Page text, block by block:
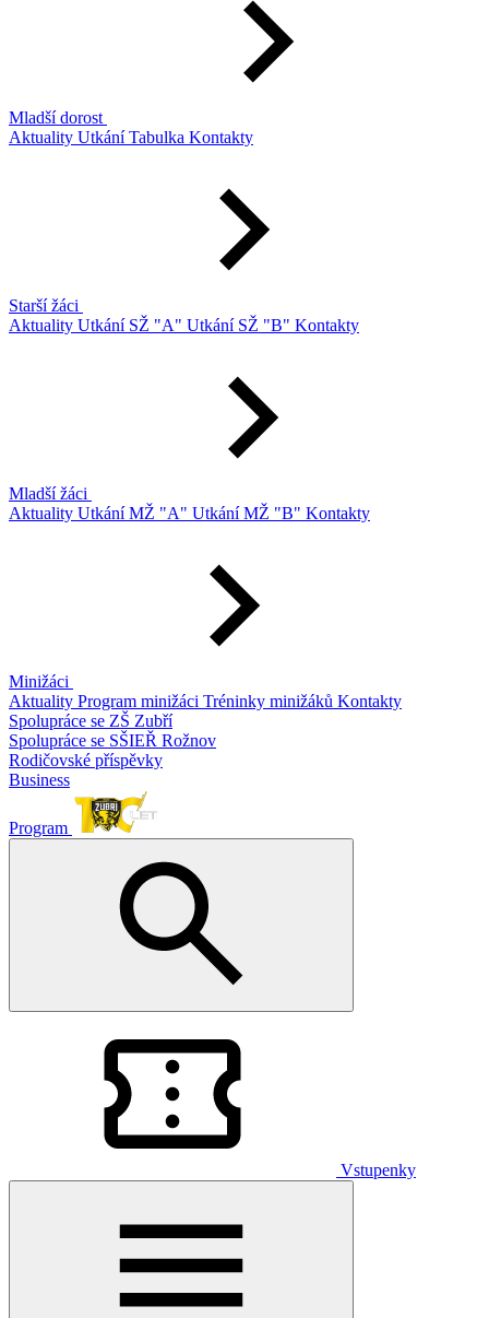
Mladší dorost
Aktuality UtkáníTabulka Kontakty
Starší žáci
Aktuality Utkání SŽ "A" Utkání SŽ "B" Kontakty
Mladší žáci
Aktuality Utkání MŽ "A" Utkání MŽ "B" Kontakty
Minižáci
Aktuality Program minižáci Tréninky minižáků Kontakty
Spolupráce se ZŠ Zubří
Spolupráce se SŠIEŘ Rožnov
Rodičovské příspěvky
Business
Program
Vstupenky